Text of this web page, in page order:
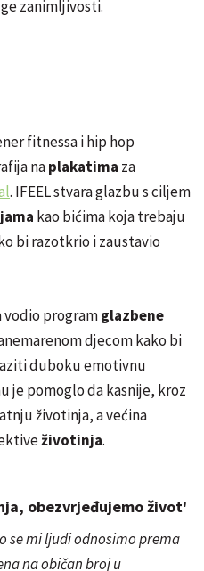
zanimljivosti.
fitnessa i hip hop
naplakatima za
. IFEEL stvara glazbu s ciljem
kao bićima koja trebaju
bi razotkrio i zaustavio
vodio programglazbene
djecom kako bi
duboku emotivnu
je pomoglo da kasnije, kroz
životinja, a većina
životinja.
obezvrjeđujemo život'
se mi ljudi odnosimo prema
na običan broj u